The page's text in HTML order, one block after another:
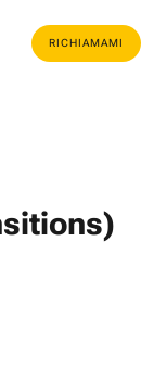
RICHIAMAMI